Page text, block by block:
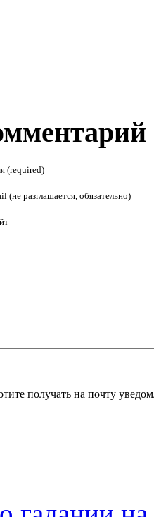
(required)
(не разглашается, обязательно)
получать на почту